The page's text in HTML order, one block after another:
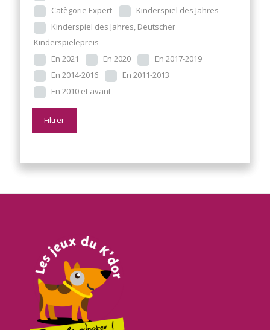
Catègorie Expert
Kinderspiel des Jahres
Kinderspiel des Jahres, Deutscher
Kinderspielepreis
En 2021
En 2020
En 2017-2019
En 2014-2016
En 2011-2013
En 2010 et avant
Filtrer